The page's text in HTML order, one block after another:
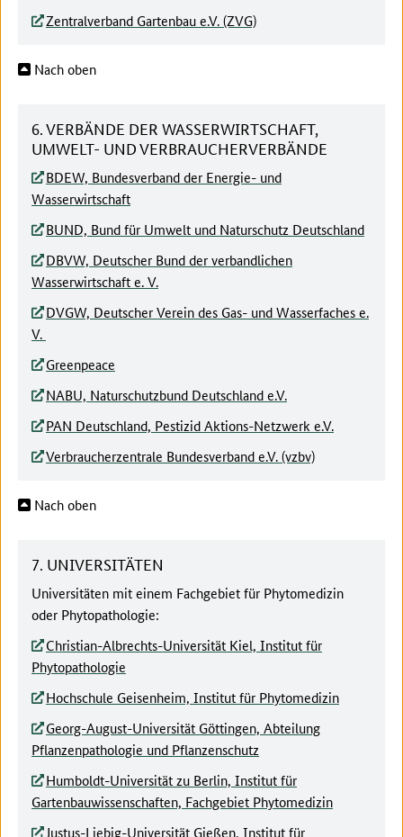
Zentralverband Gartenbau e.V. (ZVG)
Nach oben
6. VERBÄNDE DER WASSERWIRTSCHAFT,
UMWELT- UND VERBRAUCHERVERBÄNDE
BDEW, Bundesverband der Energie- und
Wasserwirtschaft
BUND, Bund für Umwelt und Naturschutz Deutschland
DBVW, Deutscher Bund der verbandlichen
Wasserwirtschaft e. V.
DVGW, Deutscher Verein des Gas- und Wasserfaches e.
V.
Greenpeace
NABU, Naturschutzbund Deutschland e.V.
PAN Deutschland, Pestizid Aktions-Netzwerk e.V.
Verbraucherzentrale Bundesverband e.V. (vzbv)
Nach oben
7. UNIVERSITÄTEN
Universitäten mit einem Fachgebiet für Phytomedizin
oder Phytopathologie:
Christian-Albrechts-Universität Kiel, Institut für
Phytopathologie
Hochschule Geisenheim, Institut für Phytomedizin
Georg-August-Universität Göttingen, Abteilung
Pflanzenpathologie und Pflanzenschutz
Humboldt-Universität zu Berlin, Institut für
Gartenbauwissenschaften, Fachgebiet Phytomedizin
Justus-Liebig-Universität Gießen, Institut für